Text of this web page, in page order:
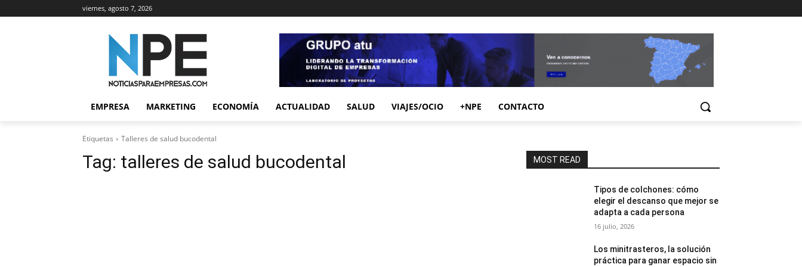
viernes, agosto 7, 2026
EMPRESA MARKETING ECONOMÍA ACTUALIDAD SALUD VIAJES/OCIO +NPE CONTACTO
Etiquetas Talleres de salud bucodental
Tag: talleres de salud bucodental MOST READ
Tipos de colchones: cómo
elegir el descanso que mejor se
adapta a cada persona
16 julio, 2026
Los minitrasteros, la solución
práctica para ganar espacio sin